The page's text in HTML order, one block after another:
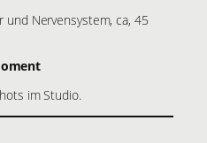
und Nervensystem, ca, 45
im Studio.